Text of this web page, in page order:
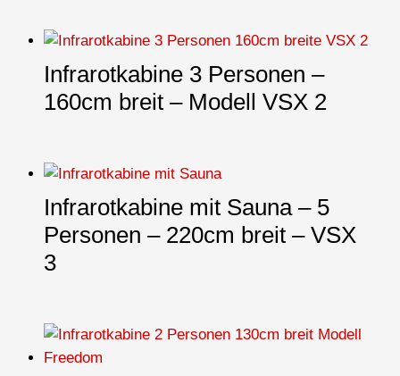
Infrarotkabine 3 Personen –
160cm breit – Modell VSX 2
Infrarotkabine mit Sauna – 5
Personen – 220cm breit – VSX
3